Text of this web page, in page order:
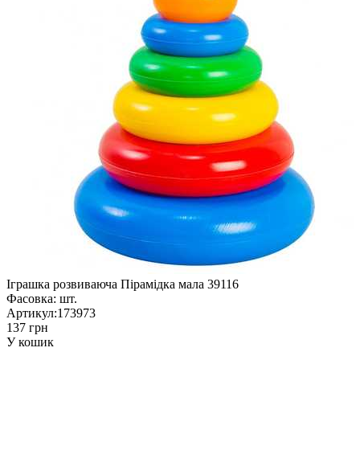
Іграшка розвиваюча Пірамідка мала 39116
Фасовка: шт.
Артикул:173973
137 грн
У кошик